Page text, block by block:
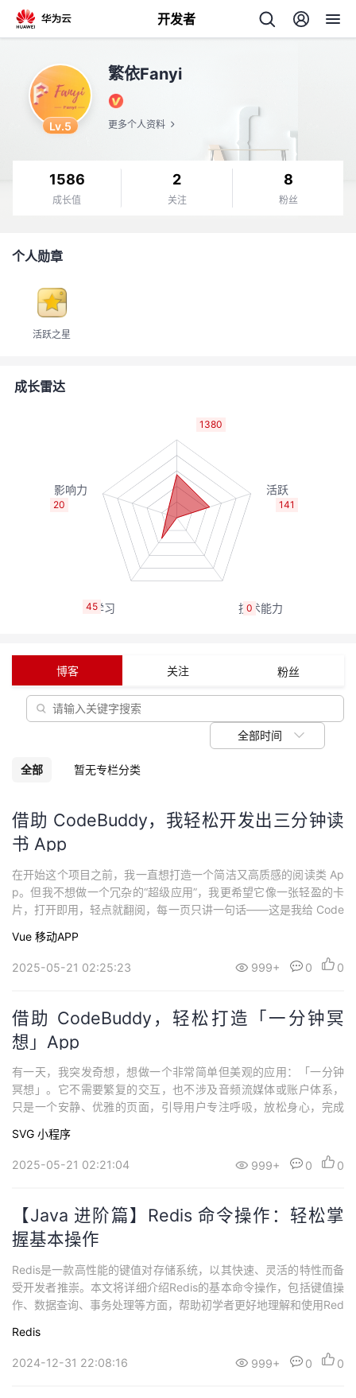
开发者
者
动
关
我
的
发
者
学
堂
的
程
我
认
证
的
实
验
我
的
收
我
Programs
的
持
我
技
支
持
的
声
建
议
Lv.5
繁依Fanyi
更多个人资料
1586
成长值
2
关注
8
粉丝
个人勋章
活跃之星
成长雷达
1380
141
0
45
20
博客 关注 粉丝
全部时间
全部 暂无专栏分类
借助 CodeBuddy，我轻松开发出三分钟读
书 App
在开始这个项目之前，我一直想打造一个简洁又高质感的阅读类 Ap
p。但我不想做一个冗杂的“超级应用”，我更希望它像一张轻盈的卡
片，打开即用，轻点就翻阅，每一页只讲一句话——这是我给 Code
一本书的一句话书摘和封面，有滑动翻页效果和底部导航栏，UI 要
豪华极简。1. 构思与设计：三分钟读书的极简哲学CodeBuddy 在
Vue 移动APP
2025-05-21 02:25:23 999+ 0 0
借助 CodeBuddy，轻松打造「一分钟冥
想」App
有一天，我突发奇想，想做一个非常简单但美观的应用：「一分钟
冥想」。它不需要繁复的交互，也不涉及音频流媒体或账户体系，
只是一个安静、优雅的页面，引导用户专注呼吸，放松身心，完成
了一个全新的 UniApp 项目，开始了这段愉快的前端实现之旅。 需
求分析：越简单的产品越考验设计最初我和 CodeBuddy 明确了目
SVG 小程序
2025-05-21 02:21:04 999+ 0 0
【Java 进阶篇】Redis 命令操作：轻松掌
握基本操作
Redis是一款高性能的键值对存储系统，以其快速、灵活的特性而备
受开发者推崇。本文将详细介绍Redis的基本命令操作，包括键值操
作、数据查询、事务处理等方面，帮助初学者更好地理解和使用Red
Redis!" 1.2 GET：获取键值对的值GET mykey 1.3 DEL：删除键值
对DEL myke...
Redis
2024-12-31 22:08:16 999+ 0 0